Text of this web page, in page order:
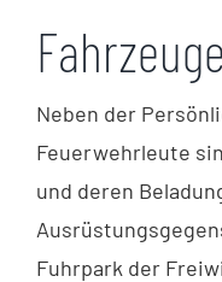
Fahrzeuge
Neben der
Feuerwehrleute
und deren
Fuhrpark der